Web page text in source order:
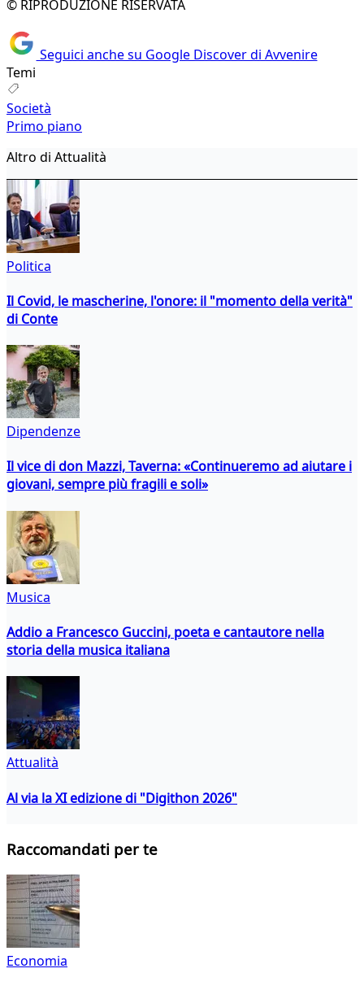
© RIPRODUZIONE RISERVATA
Seguici anche su Google Discover di Avvenire
Temi
Società
Primo piano
Altro di Attualità
Politica
Il Covid, le mascherine, l'onore: il "momento della verità"
di Conte
Dipendenze
Il vice di don Mazzi, Taverna: «Continueremo ad aiutare i
giovani, sempre più fragili e soli»
Musica
Addio a Francesco Guccini, poeta e cantautore nella
storia della musica italiana
Attualità
Al via la XI edizione di "Digithon 2026"
Raccomandati per te
Economia